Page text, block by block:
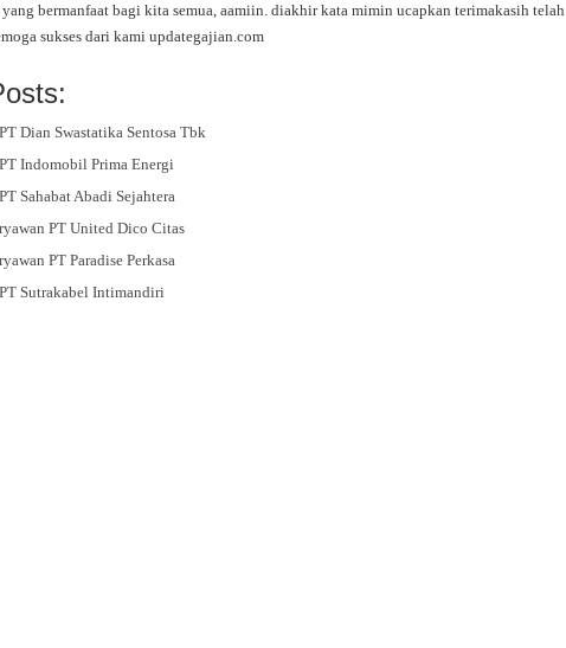
bermanfaat bagi kita semua, aamiin. diakhir kata mimin ucapkan terimakasih telah
sukses dari kami updategajian.com
Dian Swastatika Sentosa Tbk
Indomobil Prima Energi
Sahabat Abadi Sejahtera
PT United Dico Citas
PT Paradise Perkasa
Sutrakabel Intimandiri